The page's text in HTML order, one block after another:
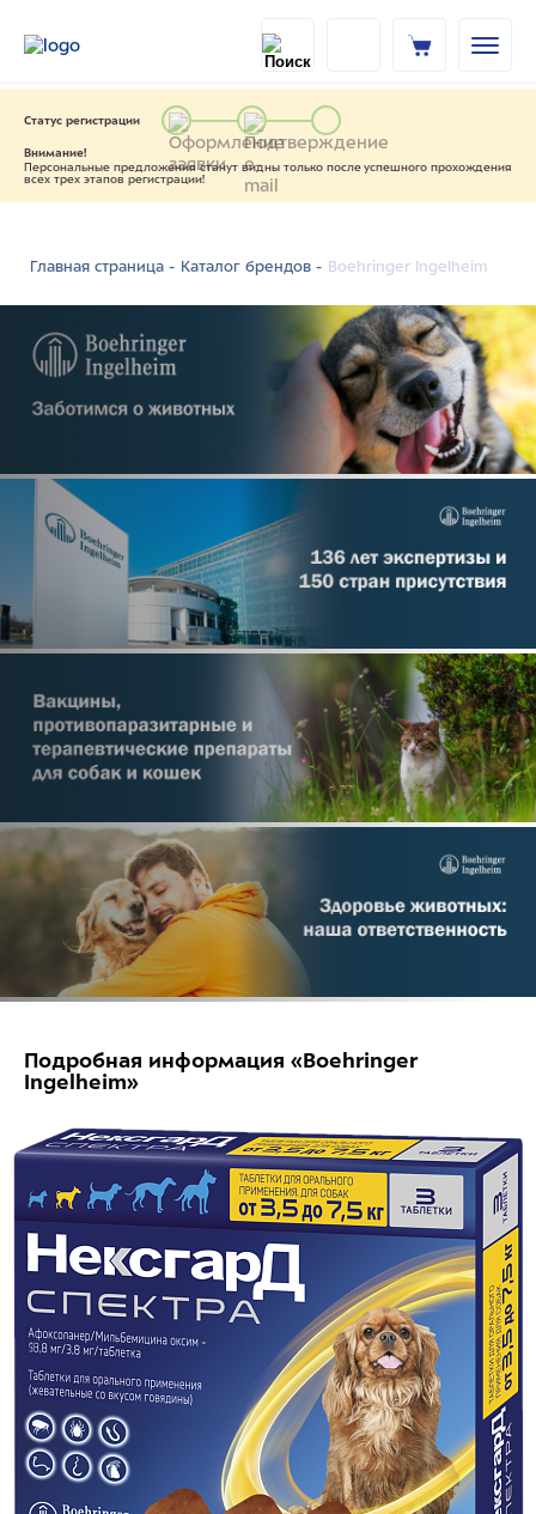
Статус регистрации
Внимание!
Персональные предложения станут видны только после успешного прохождения
всех трех этапов регистрации!
Главная страница - Каталог брендов - Boehringer Ingelheim
Подробная информация «Boehringer
Ingelheim»